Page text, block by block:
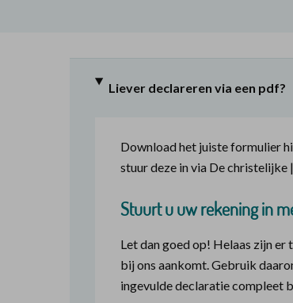
Liever declareren via een pdf?
Download het juiste formulier
stuur deze in via De christelijke
Stuurt u uw rekening in
Let dan goed op! Helaas zijn
bij ons aankomt. Gebruik
ingevulde declaratie compleet